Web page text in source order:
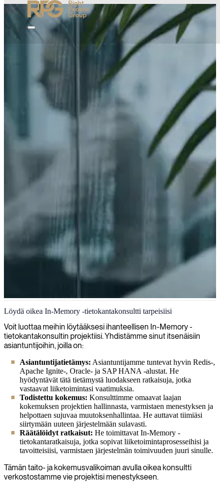
In-memory-tietokanta
Tarjoamme asiantuntijakonsultteja, joilla on syvällinen tietämys in-
memory-tietokannoista, auttaaksemme organisaatioita tehostamaan
tietojenkäsittelyvalmiuksiaan ja saavuttamaan reaaliaikaisen
Löydä oikea In-Memory -tietokantakonsultti tarpeisiisi
Voit luottaa meihin löytääksesi ihanteellisen In-Memory -
tietokantakonsultin projektiisi. Yhdistämme sinut itsenäisiin
asiantuntijoihin, joilla on:
Asiantuntijatietämys: Asiantuntijamme tuntevat hyvin Redis-,
Apache Ignite-, Oracle- ja SAP HANA -alustat. He
hyödyntävät tätä tietämystä luodakseen ratkaisuja, jotka
vastaavat liiketoimintasi vaatimuksia.
Todistettu kokemus: Konsulttimme omaavat laajan
kokemuksen projektien hallinnasta, varmistaen menestyksen ja
helpottaen sujuvaa muutoksenhallintaa. He auttavat tiimiäsi
siirtymään uuteen järjestelmään sulavasti.
Räätälöidyt ratkaisut: He toimittavat In-Memory -
tietokantaratkaisuja, jotka sopivat liiketoimintaprosesseihisi ja
tavoitteisiisi, varmistaen järjestelmän toimivuuden juuri sinulle.
Tämän taito- ja kokemusvalikoiman avulla oikea konsultti
verkostostamme vie projektisi menestykseen.